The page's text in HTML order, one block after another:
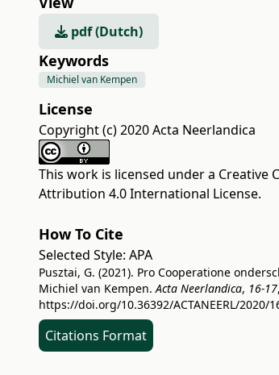
pdf (Dutch)
Keywords
Michiel van Kempen
License
Copyright (c) 2020 Acta Neerlandica
This work is licensed under a Creative
Attribution 4.0 International License.
How To Cite
Selected Style: APA
Pusztai, G. (2021). Pro Cooperatione
Michiel van Kempen.Acta Neerlandica, 16-17
https://doi.org/10.36392/ACTANEERL/2020/
Citations Format